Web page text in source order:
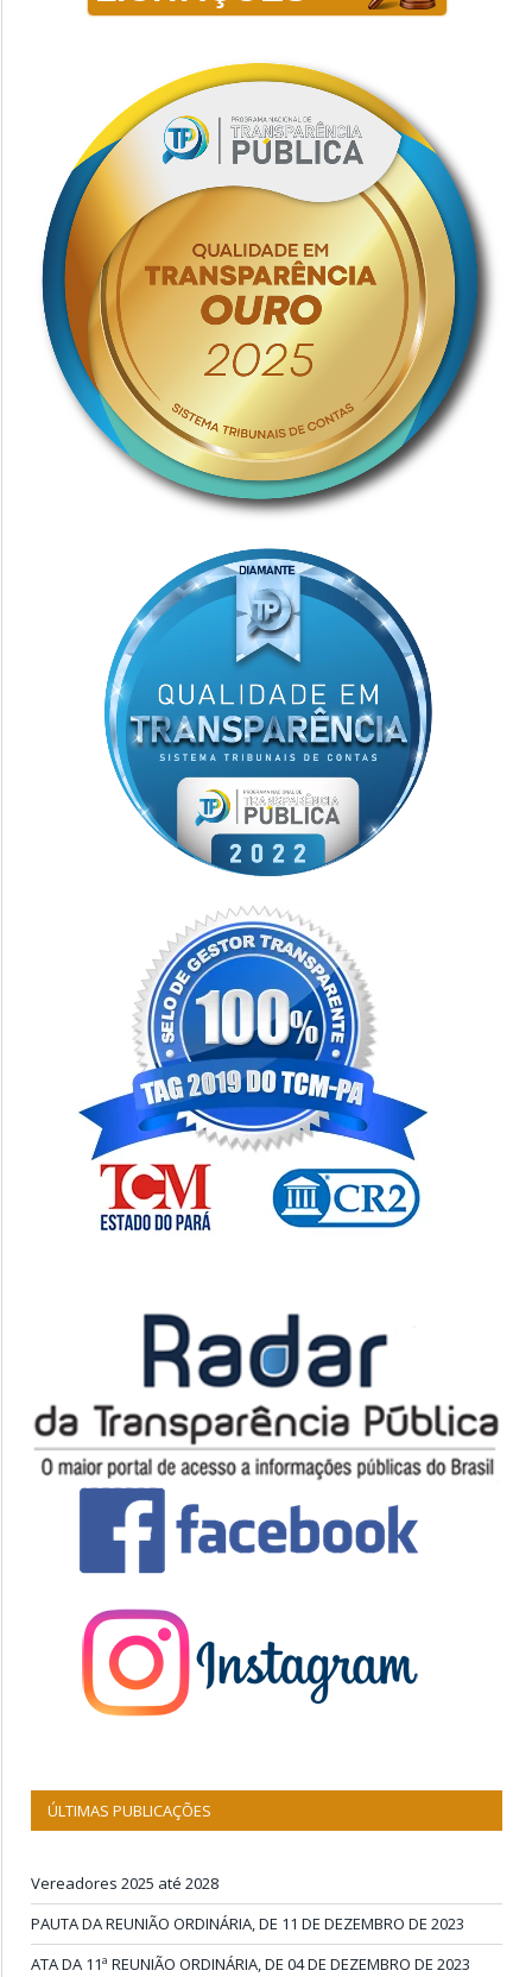
ÚLTIMAS PUBLICAÇÕES
Vereadores 2025 até 2028
PAUTA DA REUNIÃO ORDINÁRIA, DE 11 DE DEZEMBRO DE 2023
ATA DA 11ª REUNIÃO ORDINÁRIA, DE 04 DE DEZEMBRO DE 2023